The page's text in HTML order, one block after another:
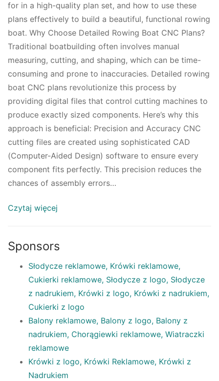
for in a high-quality plan set, and how to use these
plans effectively to build a beautiful, functional rowing
boat. Why Choose Detailed Rowing Boat CNC Plans?
Traditional boatbuilding often involves manual
measuring, cutting, and shaping, which can be time-
consuming and prone to inaccuracies. Detailed rowing
boat CNC plans revolutionize this process by
providing digital files that control cutting machines to
produce exactly sized components. Here’s why this
approach is beneficial: Precision and Accuracy CNC
cutting files are created using sophisticated CAD
(Computer-Aided Design) software to ensure every
component fits perfectly. This precision reduces the
chances of assembly errors…
Czytaj więcej
Sponsors
Słodycze reklamowe, Krówki reklamowe,
Cukierki reklamowe, Słodycze z logo, Słodycze
z nadrukiem, Krówki z logo, Krówki z nadrukiem,
Cukierki z logo
Balony reklamowe, Balony z logo, Balony z
nadrukiem, Chorągiewki reklamowe, Wiatraczki
reklamowe
Krówki z logo, Krówki Reklamowe, Krówki z
Nadrukiem